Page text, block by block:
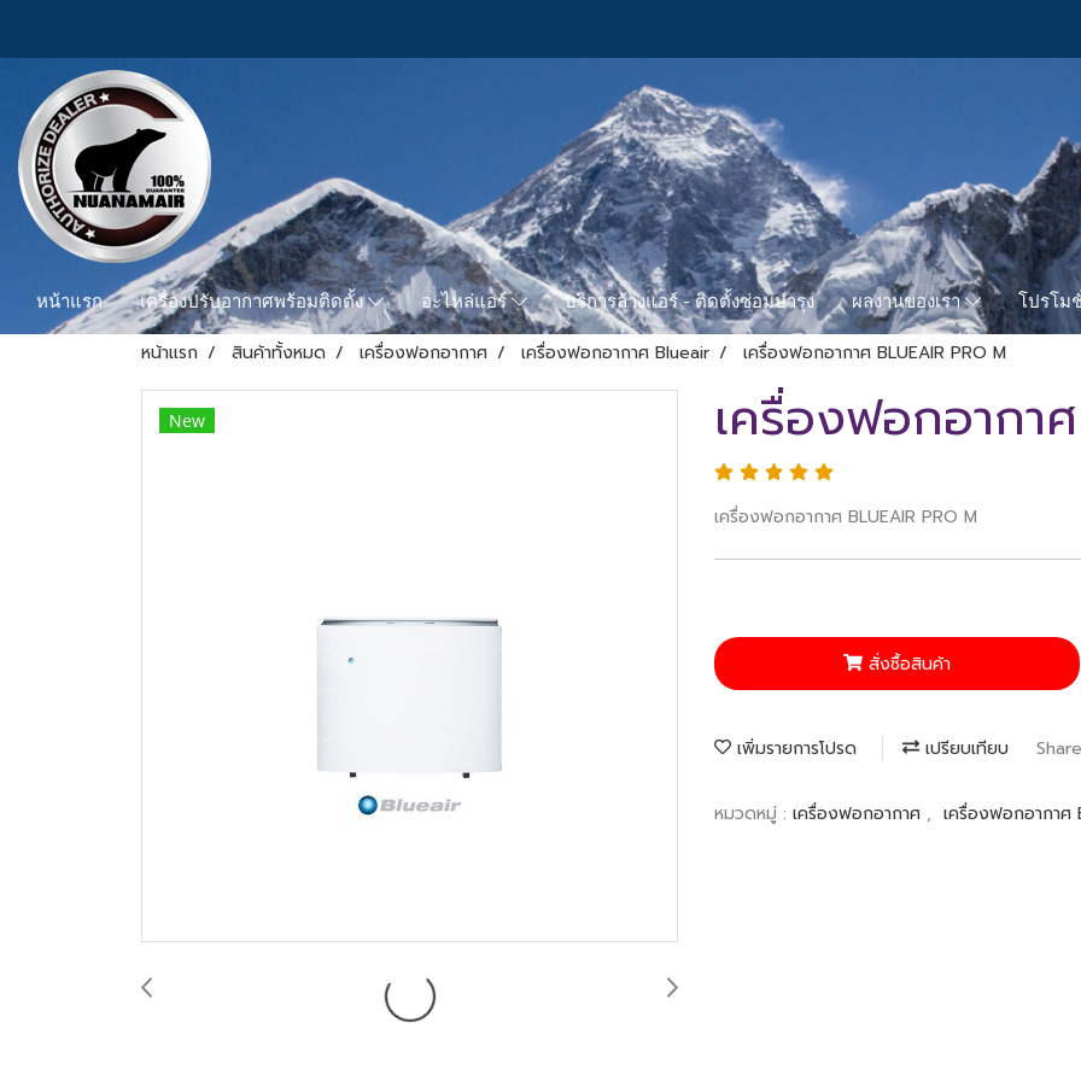
หน้าแรก เครื่องปรับอากาศพร้อมติดตั้ง อะไหล่แอร์ บริการล้างแอร์ - ติดตั้งซ่อมบำรุง ผลงานของเรา โปรโม
หน้าแรก สินค้าทั้งหมด เครื่องฟอกอากาศ เครื่องฟอกอากาศ Blueair เครื่องฟอกอากาศ BLUEAIR PRO M
New เครื่องฟอกอากา
เครื่องฟอกอากาศ BLUEAIR PRO M
สั่งซื้อสินค้า
เพิ่มรายการโปรด เปรียบเทียบ Share
หมวดหมู่ : เครื่องฟอกอากาศ , เครื่องฟอกอากาศ